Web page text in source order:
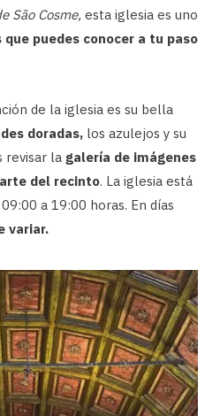
São Cosme, esta iglesia es uno
puedes conocer a tu paso
de la iglesia es su bella
doradas, los azulejos y su
revisar la galería de imágenes
del recinto. La iglesia está
a 19:00 horas. En días
variar.